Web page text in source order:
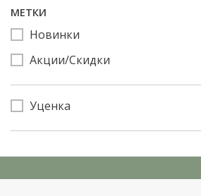
МЕТКИ
Новинки
Акции/Скидки
Уценка